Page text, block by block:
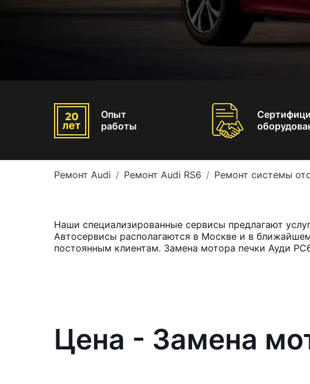
Опыт
работы
Ремонт Audi Ремонт Audi RS6 Ремонт системы
Наши специализированные сервисы предлагают
Автосервисы располагаются в Москве и в
постоянным клиентам. Замена мотора печки Ауди
Цена - Замена